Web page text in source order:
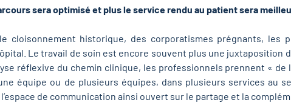
sera optimisé et plus le service rendu au patient sera
cloisonnement historique, des corporatismes prégnants, les
Le travail de soin est encore souvent plus une juxtaposition
réflexive du chemin clinique, les professionnels prennent «
équipe ou de plusieurs équipes, dans plusieurs services au
de communication ainsi ouvert sur le partage et la